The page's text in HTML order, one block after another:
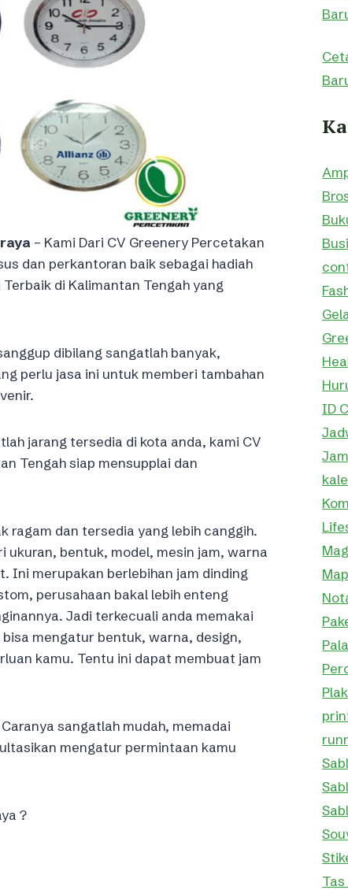
– Kami Dari CV Greenery Percetakan
dan perkantoran baik sebagai hadiah
di Kalimantan Tengah yang
dibilang sangatlah banyak,
perlu jasa ini untuk memberi tambahan
jarang tersedia di kota anda, kami CV
Tengah siap mensupplai dan
ragam dan tersedia yang lebih canggih.
ukuran, bentuk, model, mesin jam, warna
Ini merupakan berlebihan jam dinding
perusahaan bakal lebih enteng
Jadi terkecuali anda memakai
mengatur bentuk, warna, design,
kamu. Tentu ini dapat membuat jam
sangatlah mudah, memadai
mengatur permintaan kamu
?
ID
Tas